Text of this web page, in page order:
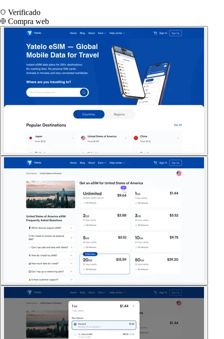
Verificado
Compra web